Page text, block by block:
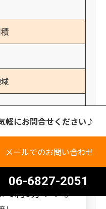
からのコメント
車可能◇
で約3分！！◇
軽にお問合せください♪
メールでのお問い合わせ
06-6827-2051